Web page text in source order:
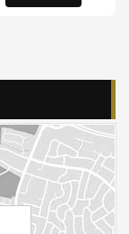
pagamento